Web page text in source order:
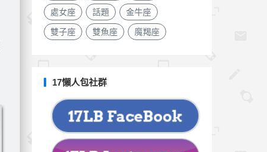
處女座 話題 金牛座
雙子座 雙魚座 魔羯座
17懶人包社群